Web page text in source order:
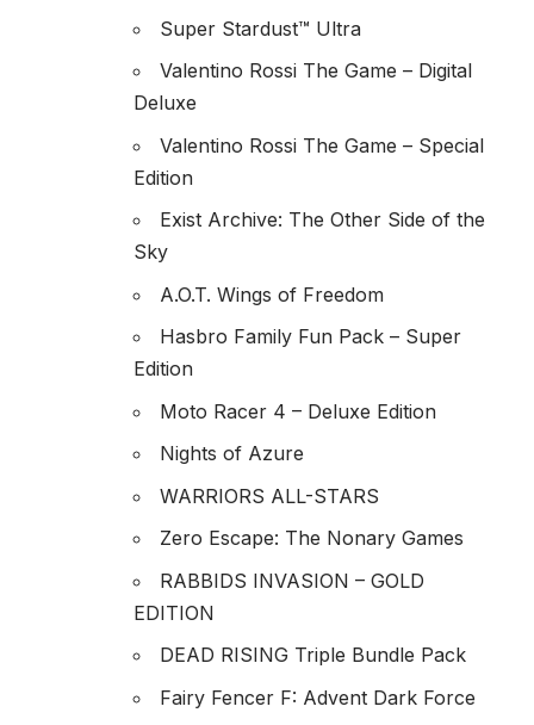
Super Stardust™ Ultra
Valentino Rossi The Game – Digital
Deluxe
Valentino Rossi The Game – Special
Edition
Exist Archive: The Other Side of the
Sky
A.O.T. Wings of Freedom
Hasbro Family Fun Pack – Super
Edition
Moto Racer 4 – Deluxe Edition
Nights of Azure
WARRIORS ALL-STARS
Zero Escape: The Nonary Games
RABBIDS INVASION – GOLD
EDITION
DEAD RISING Triple Bundle Pack
Fairy Fencer F: Advent Dark Force